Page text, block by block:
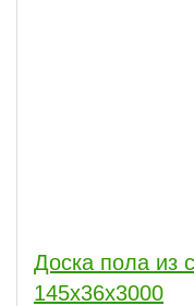
Доска пола из
145x36x3000